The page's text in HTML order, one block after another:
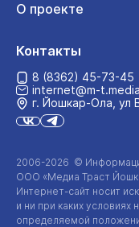
О проекте
2006-2026 ©
ООО «Медиа Траст
Интернет-сайт носит
и ни при каких
определяемой
Контакты
8 (8362) 45-73-45
internet@m-t.media
г. Йошкар‑Ола, ул